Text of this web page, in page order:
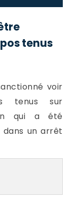
tenus
voir
tenus sur
qui a été
un arrêt